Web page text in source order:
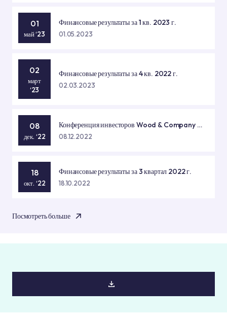
01
май ‘23
Финансовые результаты за 1 кв. 2023 г.
01.05.2023
02
март
‘23
Финансовые результаты за 4 кв. 2022 г.
02.03.2023
08
дек. ‘22
Конференция инвесторов Wood & Company -
Прага
08.12.2022
18
окт. ‘22
Финансовые результаты за 3 квартал 2022 г.
18.10.2022
Посмотреть больше